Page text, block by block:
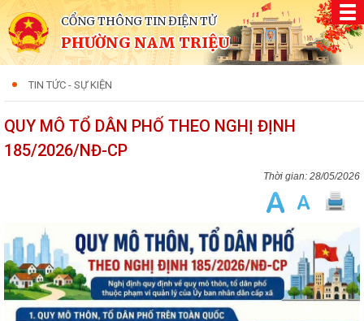
CỔNG THÔNG TIN ĐIỆN TỬ
PHƯỜNG NAM TRIỆU
TIN TỨC - SỰ KIỆN
QUY MÔ TỔ DÂN PHỐ THEO NGHỊ ĐỊNH
185/2026/NĐ-CP
28/05/2026